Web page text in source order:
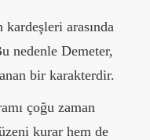
arasında
nedenle Demeter,
bir karakterdir.
çoğu zaman
kurar hem de